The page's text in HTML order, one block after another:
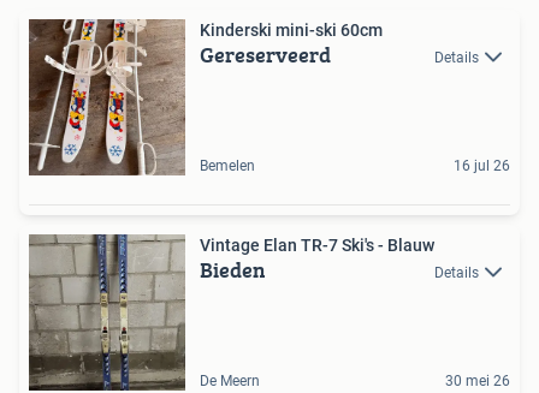
Kinderski mini-ski 60cm
Gereserveerd Details
Bemelen 16 jul 26
Vintage Elan TR-7 Ski's - Blauw
Bieden Details
De Meern 30 mei 26